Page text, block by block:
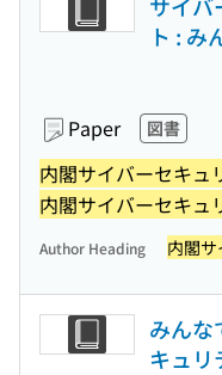
ト : み
Paper 図書
内閣サイバーセキュ
内閣サイバーセキュ
Author Heading 内閣
みんな
キュリ